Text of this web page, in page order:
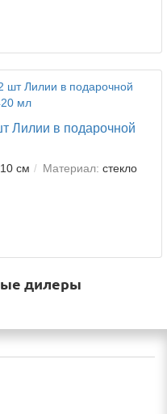
Лилии в подарочной
10 см Материал: стекло
дилеры